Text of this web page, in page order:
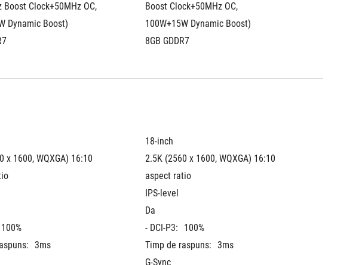
Boost Clock+50MHz OC,
Dynamic Boost)
Boost Clock+50MHz OC,
100W+15W Dynamic Boost)
8GB GDDR7
x 1600, WQXGA) 16:10
100%
3ms
18-inch
2.5K (2560 x 1600, WQXGA) 16:10
aspect ratio
IPS-level
Da
- DCI-P3:
100%
Timp de raspuns: 3ms
G-Sync